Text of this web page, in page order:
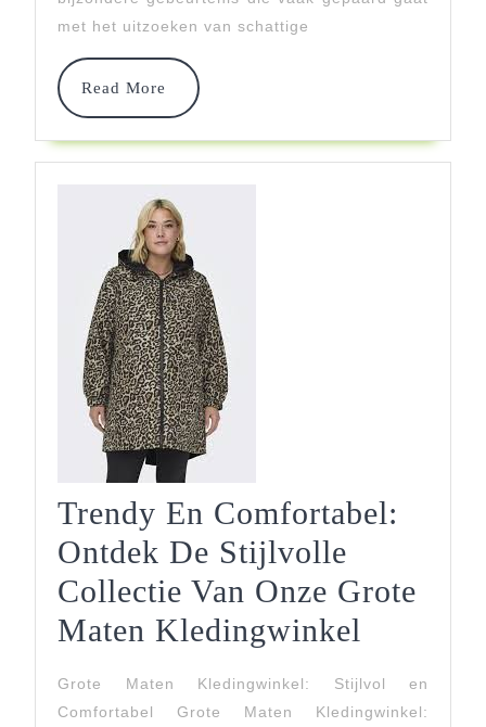
Kleding
met het uitzoeken van schattige
Read More
Read
More
Trendy En Comfortabel:
Ontdek De Stijlvolle
Collectie Van Onze Grote
Maten Kledingwinkel
Grote Maten Kledingwinkel: Stijlvol en
Comfortabel Grote Maten Kledingwinkel: